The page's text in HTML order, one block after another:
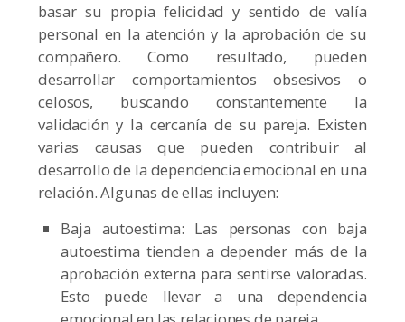
basar su propia felicidad y sentido de valía
personal en la atención y la aprobación de su
compañero. Como resultado, pueden
desarrollar comportamientos obsesivos o
celosos, buscando constantemente la
validación y la cercanía de su pareja. Existen
varias causas que pueden contribuir al
desarrollo de la dependencia emocional en una
relación. Algunas de ellas incluyen:
Baja autoestima: Las personas con baja
autoestima tienden a depender más de la
aprobación externa para sentirse valoradas.
Esto puede llevar a una dependencia